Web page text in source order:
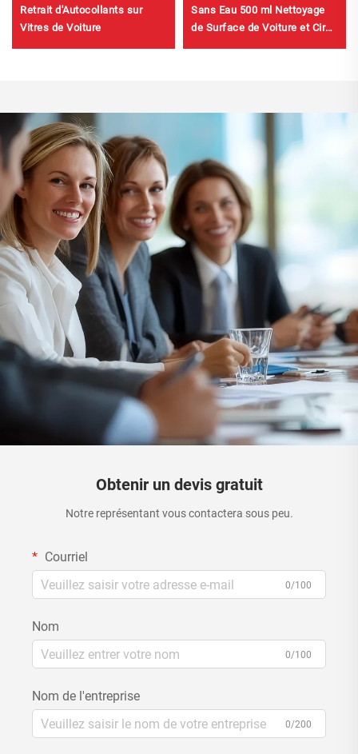
Retrait d'Autocollants sur
Vitres de Voiture
Sans Eau 500 ml Nettoyage
de Surface de Voiture et Cire
Obtenir un devis gratuit
Notre représentant vous contactera sous peu.
Courriel
0/100
Nom
0/100
Nom de l'entreprise
0/200